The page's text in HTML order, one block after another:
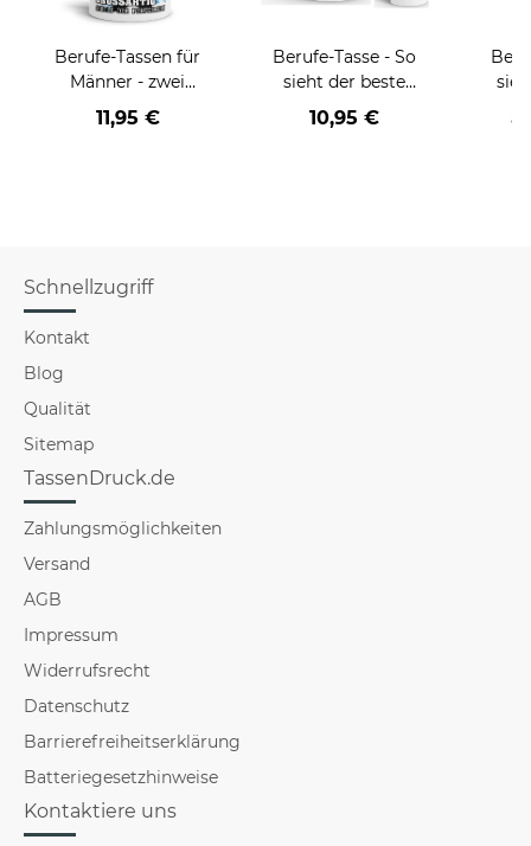
Berufe-Tassen für
Männer - zwei
Farbvarianten
11,95 €
Berufe-Tasse - So
sieht der beste
BERUF aus -
verschiedene Berufe
10,95 €
Schnellzugriff
Kontakt
Blog
Qualität
Sitemap
TassenDruck.de
Zahlungsmöglichkeiten
Versand
AGB
Impressum
Widerrufsrecht
Datenschutz
Barrierefreiheitserklärung
Batteriegesetzhinweise
Kontaktiere uns